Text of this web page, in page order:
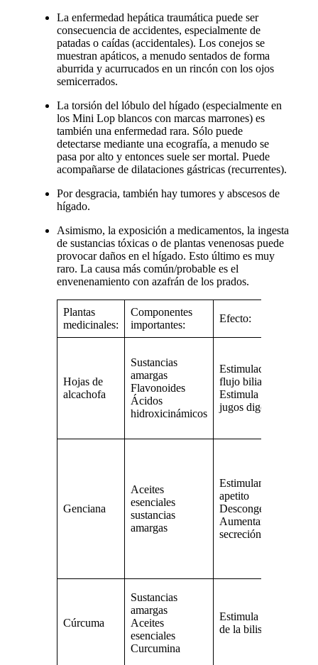
La enfermedad hepática traumática puede ser
consecuencia de accidentes, especialmente de
patadas o caídas (accidentales). Los conejos se
muestran apáticos, a menudo sentados de forma
aburrida y acurrucados en un rincón con los ojos
semicerrados.
La torsión del lóbulo del hígado (especialmente en
los Mini Lop blancos con marcas marrones) es
también una enfermedad rara. Sólo puede
detectarse mediante una ecografía, a menudo se
pasa por alto y entonces suele ser mortal. Puede
acompañarse de dilataciones gástricas (recurrentes).
Por desgracia, también hay tumores y abscesos de
hígado.
Asimismo, la exposición a medicamentos, la ingesta
de sustancias tóxicas o de plantas venenosas puede
provocar daños en el hígado. Esto último es muy
raro. La causa más común/probable es el
envenenamiento con azafrán de los prados.
Plantas
medicinales:
Componentes
importantes:
Efecto:
Hojas de
alcachofa
Sustancias
amargas
Flavonoides
Ácidos
hidroxicinámicos
Estimulación del
flujo biliar
Estimula los
jugos digestivos
Genciana
Aceites
esenciales
sustancias
amargas
Estimulante del
apetito
Descongestiona
Aumentar la
secreción biliar
Cúrcuma
Sustancias
amargas
Aceites
esenciales
Curcumina
Estimula el flujo
de la bilis